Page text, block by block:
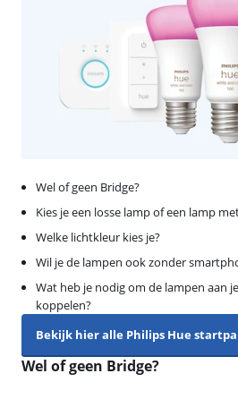
Wel of geen Bridge?
Kies je een losse lamp of een lamp
Welke lichtkleur kies je?
Wil je de lampen ook zonder
Wat heb je nodig om de lampen aan
koppelen?
Bekijk hier alle Philips Hue
Wel of geen Bridge?